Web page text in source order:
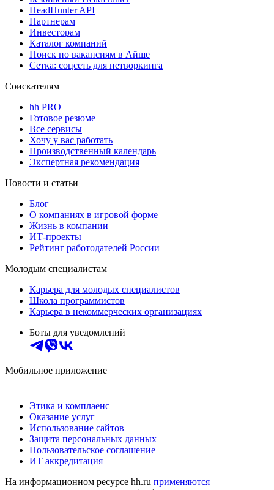
HeadHunter API
Партнерам
Инвесторам
Каталог компаний
Поиск по вакансиям в Айше
Сетка: соцсеть для нетворкинга
Соискателям
hh PRO
Готовое резюме
Все сервисы
Хочу у вас работать
Производственный календарь
Экспертная рекомендация
Новости и статьи
Блог
О компаниях в игровой форме
Жизнь в компании
ИТ-проекты
Рейтинг работодателей России
Молодым специалистам
Карьера для молодых специалистов
Школа программистов
Карьера в некоммерческих организациях
Боты для уведомлений
Мобильное приложение
Этика и комплаенс
Оказание услуг
Использование сайтов
Защита персональных данных
Пользовательское соглашение
ИТ аккредитация
На информационном ресурсе hh.ru применяются